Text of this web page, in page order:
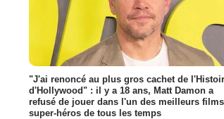
"J'ai renoncé au plus gros cachet de
d'Hollywood" : il y a 18 ans, Matt Damon a
refusé de jouer dans l'un des meilleurs
super-héros de tous les temps